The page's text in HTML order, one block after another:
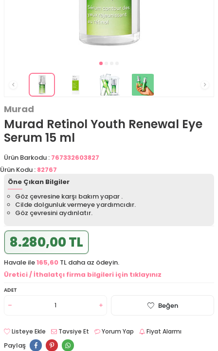
Murad
Murad Retinol Youth Renewal Eye
Serum 15 ml
Ürün Barkodu : 767332603827
Ürün Kodu : 82767
Öne Çıkan Bilgiler
Göz çevresine karşı bakım yapar .
Cilde dolgunluk vermeye yardımcıdır.
Göz çevresini aydınlatır.
8.280,00 TL
Havale ile165,60 TL daha az ödeyin.
Üretici / İthalatçı firma bilgileri için tıklayınız
ADET
Beğen
Listeye Ekle Tavsiye Et Yorum Yap Fiyat Alarmı
Paylaş